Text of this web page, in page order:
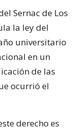
Sernac de Los
la ley del
universitario
en un
de las
ocurrió el
derecho es